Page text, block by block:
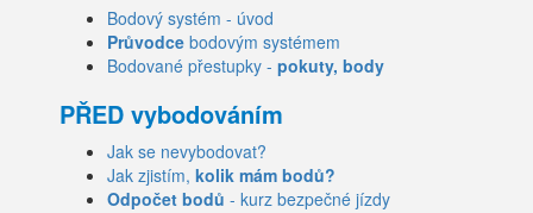
Bodový systém - úvod
Průvodce bodovým systémem
Bodované přestupky - pokuty, body
PŘED vybodováním
Jak se nevybodovat?
Jak zjistím, kolik mám bodů?
Odpočet bodů - kurz bezpečné jízdy